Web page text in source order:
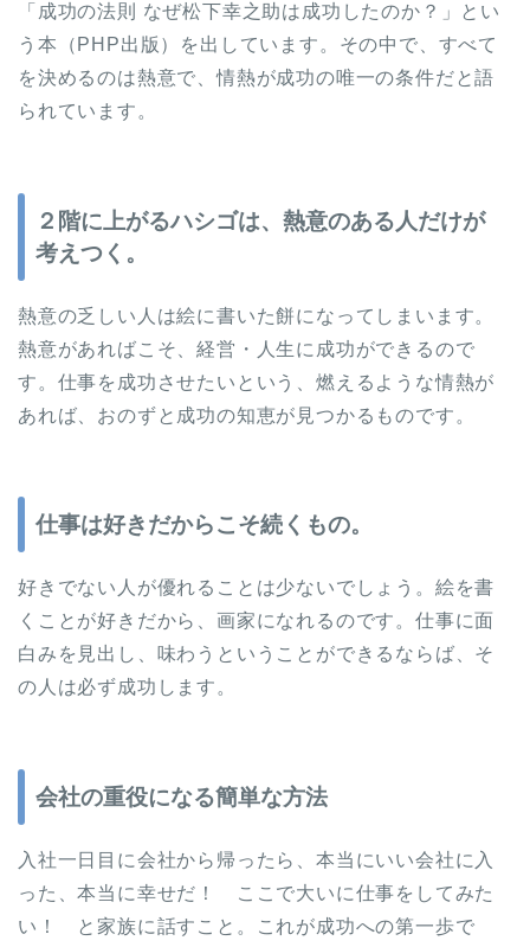
「成功の法則 なぜ松下幸之助は成功したのか？」とい
う本（PHP出版）を出しています。その中で、すべて
を決めるのは熱意で、情熱が成功の唯一の条件だと語
られています。
２階に上がるハシゴは、熱意のある人だけが
考えつく。
熱意の乏しい人は絵に書いた餅になってしまいます。
熱意があればこそ、経営・人生に成功ができるので
す。仕事を成功させたいという、燃えるような情熱が
あれば、おのずと成功の知恵が見つかるものです。
仕事は好きだからこそ続くもの。
好きでない人が優れることは少ないでしょう。絵を書
くことが好きだから、画家になれるのです。仕事に面
白みを見出し、味わうということができるならば、そ
の人は必ず成功します。
会社の重役になる簡単な方法
入社一日目に会社から帰ったら、本当にいい会社に入
った、本当に幸せだ！ ここで大いに仕事をしてみた
い！ と家族に話すこと。これが成功への第一歩で